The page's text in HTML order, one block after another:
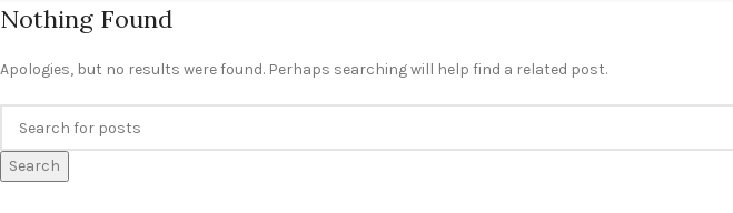
Nothing Found
Apologies, but no results were found. Perhaps searching will help find a related post.
Search